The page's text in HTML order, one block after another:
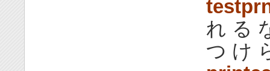
れ る
つ け